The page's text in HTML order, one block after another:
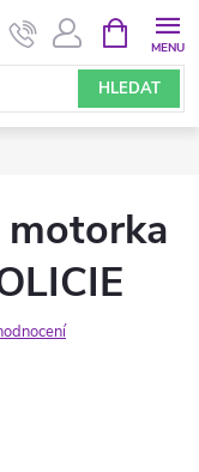
HLEDAT
NÁKUPNÍ
KOŠÍK